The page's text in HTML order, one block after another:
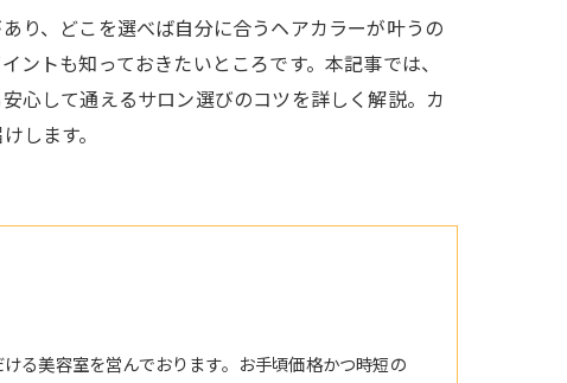
り、どこを選べば自分に合うヘアカラーが叶うの
トも知っておきたいところです。本記事では、
心して通えるサロン選びのコツを詳しく解説。カ
します。
る美容室を営んでおります。お手頃価格かつ時短の